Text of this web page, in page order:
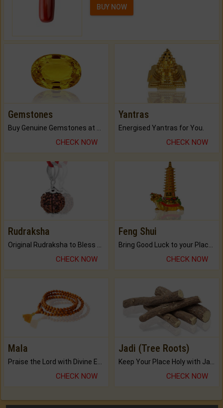
BUY NOW
Gemstones
CHECK NOW
Yantras
Energised Yantras for You.
CHECK NOW
Rudraksha
CHECK NOW
Feng Shui
CHECK NOW
Mala
CHECK NOW
Jadi (Tree Roots)
CHECK NOW